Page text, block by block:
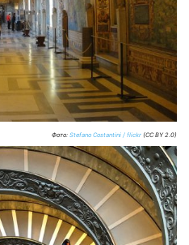
Фото: Stefano Costantini / flickr (CC BY 2.0)